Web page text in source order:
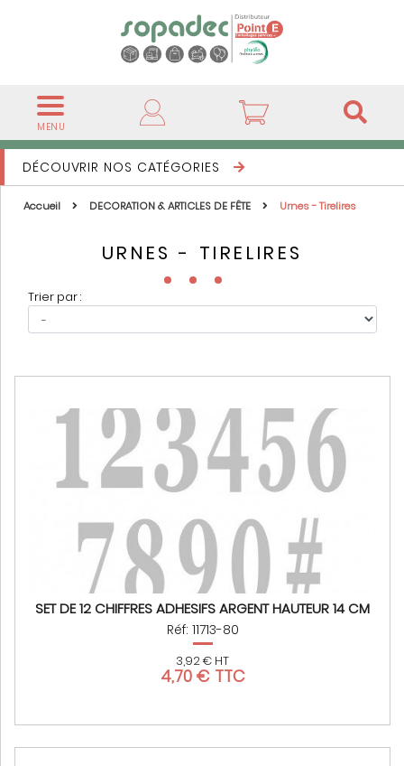
MENU
DÉCOUVRIR NOS CATÉGORIES
Accueil DECORATION & ARTICLES DE FÊTE Urnes - Tirelires
URNES - TIRELIRES
Trier par :
SET DE 12 CHIFFRES ADHESIFS ARGENT HAUTEUR 14 CM
Réf: 11713-80
3,92 € HT
4,70 € TTC